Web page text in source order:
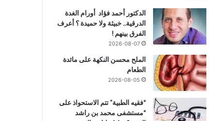
الدكتور أحمد فؤاد أورام الغدة
الدرقية.. خبيثة ولا حميدة ؟ أعرف
الفرق بينهم !
2026-08-07
الملح محسن النكهة على مائدة
الطعام
2026-08-05
“فقيه الطبية” تتم الاستحواذ على
“مستشفى محمد بن راشد